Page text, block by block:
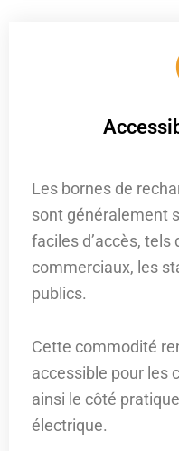
Les bornes de
sont généralement
faciles d’accès, tels
commerciaux, les
publics.
Cette commodité
accessible pour les
ainsi le côté
électrique.